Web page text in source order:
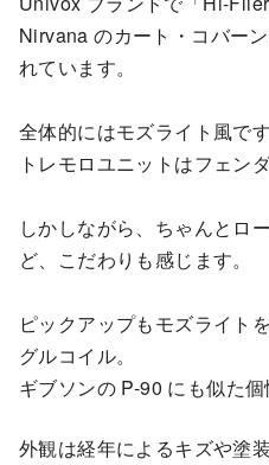
Nirvana のカート・コバー
れています。
全体的にはモズライト風です
トレモロユニットはフェン
しかしながら、ちゃんとロ
ど、こだわりも感じます。
ピックアップもモズライト
グルコイル。
ギブソンの P-90 にも似た個
外観は経年によるキズや塗